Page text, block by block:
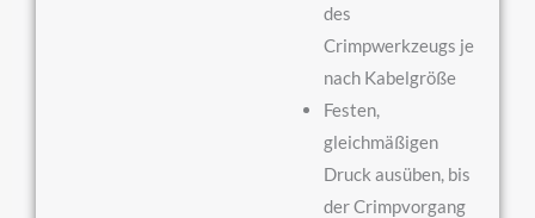
des
Crimpwerkzeugs je
nach Kabelgröße
Festen,
gleichmäßigen
Druck ausüben, bis
der Crimpvorgang